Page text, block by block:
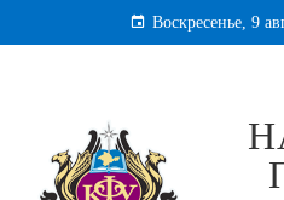
к
Воскресенье, 9